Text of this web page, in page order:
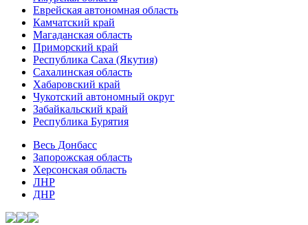
Еврейская автономная область
Камчатский край
Магаданская область
Приморский край
Республика Саха (Якутия)
Сахалинская область
Хабаровский край
Чукотский автономный округ
Забайкальский край
Республика Бурятия
Весь Донбасс
Запорожская область
Херсонская область
ЛНР
ДНР